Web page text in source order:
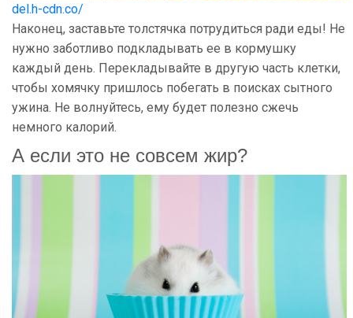
del.h-cdn.co/
Наконец, заставьте толстячка потрудиться ради еды! Не
нужно заботливо подкладывать ее в кормушку
каждый день. Перекладывайте в другую часть клетки,
чтобы хомячку пришлось побегать в поисках сытного
ужина. Не волнуйтесь, ему будет полезно сжечь
немного калорий.
А если это не совсем жир?